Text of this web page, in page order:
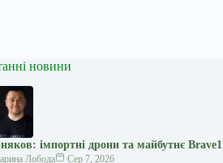
новини
імпортні дрони та майбутнє Brave1
Лобода Сер 7, 2026